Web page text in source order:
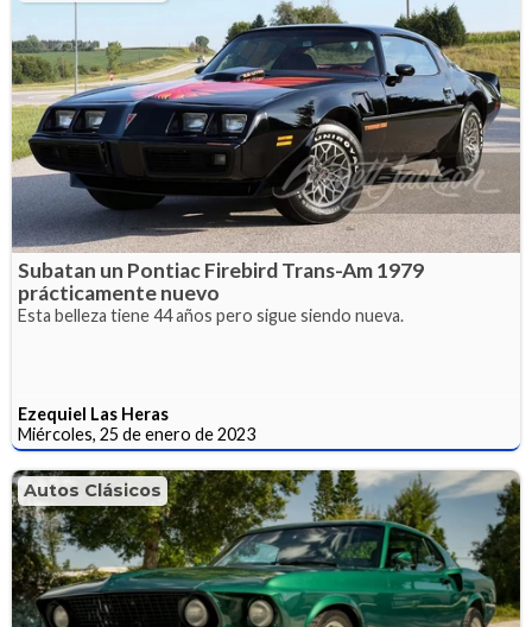
Subatan un Pontiac Firebird Trans-Am 1979
prácticamente nuevo
Esta belleza tiene 44 años pero sigue siendo nueva.
Ezequiel Las Heras
Miércoles, 25 de enero de 2023
Autos Clásicos